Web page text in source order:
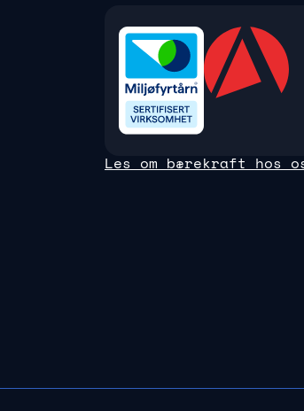
Les om bærekraft hos